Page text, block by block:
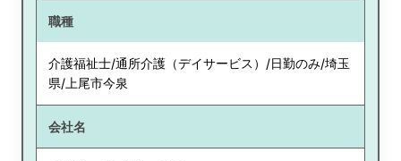
職種
介護福祉士/通所介護（デイサービス）/日勤のみ/埼玉
県/上尾市今泉
会社名